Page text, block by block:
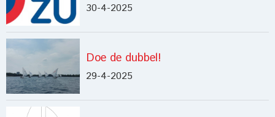
30-4-2025
Doe de dubbel!
29-4-2025